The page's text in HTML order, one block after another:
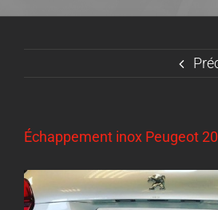
Échappement inox Peugeot
Voir
l'image